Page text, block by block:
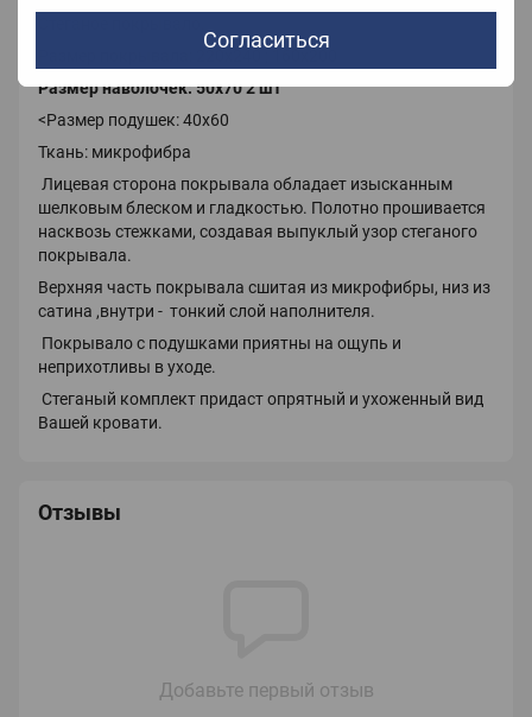
Согласиться
Размер наволочек: 50х70 2 шт
<Размер подушек: 40х60
Ткань: микрофибра
Лицевая сторона покрывала обладает изысканным
шелковым блеском и гладкостью. Полотно прошивается
насквозь стежками, создавая выпуклый узор стеганого
покрывала.
Верхняя часть покрывала сшитая из микрофибры, низ из
сатина ,внутри - тонкий слой наполнителя.
Покрывало с подушками приятны на ощупь и
неприхотливы в уходе.
Стеганый комплект придаст опрятный и ухоженный вид
Вашей кровати.
Отзывы
Добавьте первый отзыв